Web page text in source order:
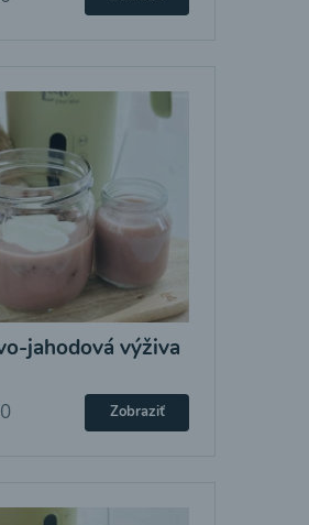
jahodová výživa
Zobraziť